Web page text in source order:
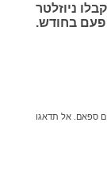
ניוזלטר
פעם בחודש.
ספאם. אל תדאגו